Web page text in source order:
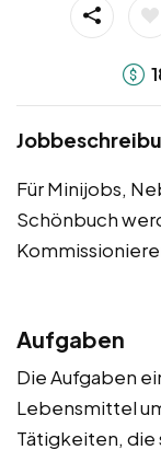
Für Minijobs,
Schönbuch
Aufgaben
Die Aufgaben
Lebensmittel
Tätigkeiten, die